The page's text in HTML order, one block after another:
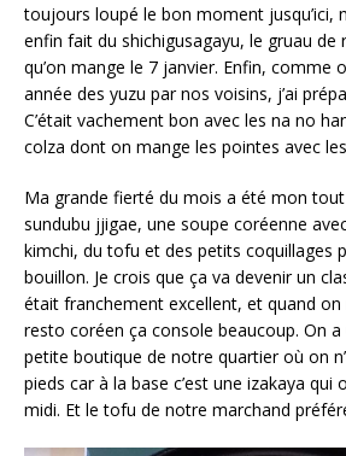
toujours loupé le bon moment jusqu’ici,
enfin fait du shichigusagayu, le gruau de
qu’on mange le 7 janvier. Enfin, comme
année des yuzu par nos voisins, j’ai
C’était vachement bon avec les na no
colza dont on mange les pointes avec
Ma grande fierté du mois a été mon
sundubu jjigae, une soupe coréenne
kimchi, du tofu et des petits coquillages
bouillon. Je crois que ça va devenir un
était franchement excellent, et quand on
resto coréen ça console beaucoup. On a
petite boutique de notre quartier où on
pieds car à la base c’est une izakaya qui
midi. Et le tofu de notre marchand